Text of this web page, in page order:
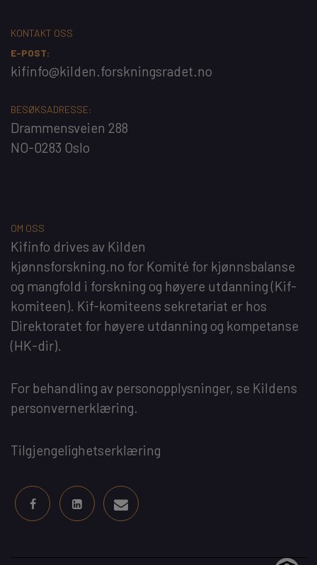
KONTAKT OSS
E-POST:
kifinfo@kilden.forskningsradet.no
BESØKSADRESSE:
Drammensveien 288
NO-0283 Oslo
OM OSS
Kifinfo drives av Kilden
kjønnsforskning.no for Komité for kjønnsbalanse
og mangfold i forskning og høyere utdanning(Kif-
komiteen). Kif-komiteens sekretariat er hos
Direktoratet for høyere utdanning og kompetanse
(HK-dir).
For behandling av personopplysninger, se Kildens
personvernerklæring.
Tilgjengelighetserklæring